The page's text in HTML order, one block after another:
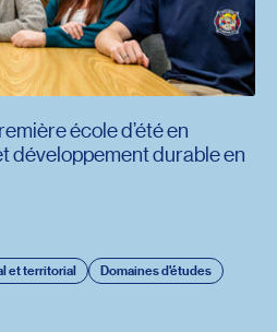
et territorial
Domaines d'études
école d’été en
développement durable en